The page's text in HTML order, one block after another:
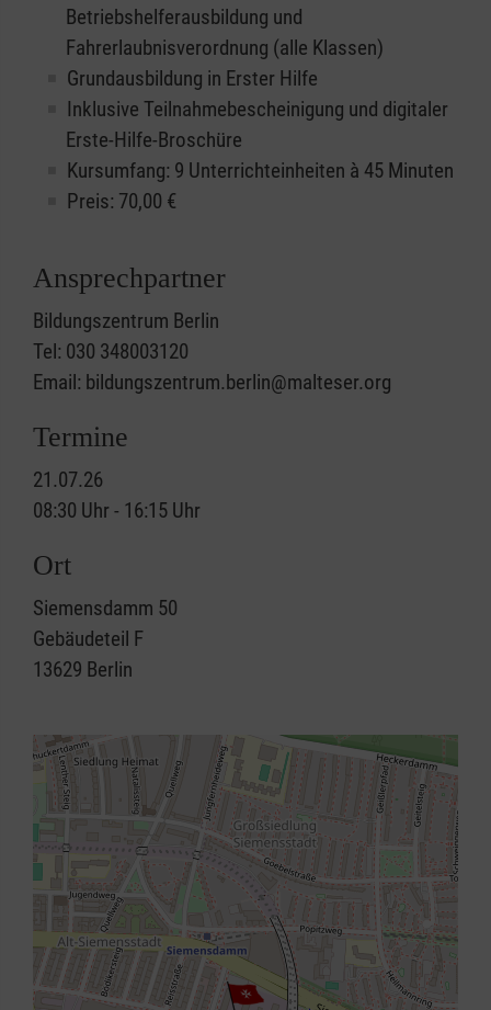
Betriebshelferausbildung und
Fahrerlaubnisverordnung (alle Klassen)
Grundausbildung in Erster Hilfe
Inklusive Teilnahmebescheinigung und digitaler
Erste-Hilfe-Broschüre
Kursumfang: 9 Unterrichteinheiten à 45 Minuten
Preis: 70,00 €
Ansprechpartner
Bildungszentrum Berlin
Tel: 030 348003120
Email: bildungszentrum.berlin@malteser.org
Termine
21.07.26
08:30 Uhr - 16:15 Uhr
Ort
Siemensdamm 50
Gebäudeteil F
13629 Berlin